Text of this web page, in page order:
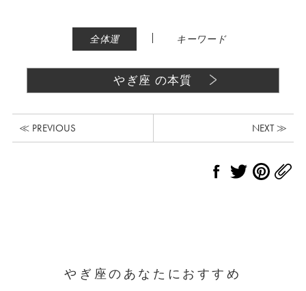
全体運 | キーワード
やぎ座 の本質
≪ PREVIOUS NEXT ≫
やぎ座のあなたにおすすめ